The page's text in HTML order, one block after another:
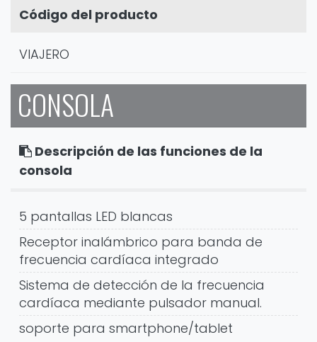
Código del producto
VIAJERO
CONSOLA
Descripción de las funciones de la
consola
5 pantallas LED blancas
Receptor inalámbrico para banda de
frecuencia cardíaca integrado
Sistema de detección de la frecuencia
cardíaca mediante pulsador manual.
soporte para smartphone/tablet